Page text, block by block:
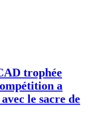
trophée
a
le sacre de